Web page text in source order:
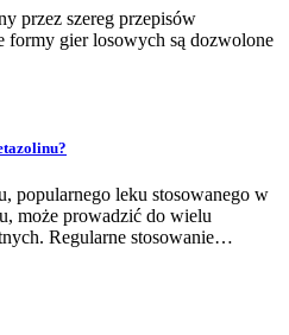
przez szereg przepisów
formy gier losowych są dozwolone
popularnego leku stosowanego w
może prowadzić do wielu
Regularne stosowanie…